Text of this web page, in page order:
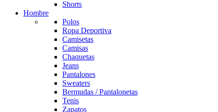
Shorts
Hombre
Polos
Ropa Deportiva
Camisetas
Camisas
Chaquetas
Jeans
Pantalones
Sweaters
Bermudas / Pantalonetas
Tenis
Zapatos